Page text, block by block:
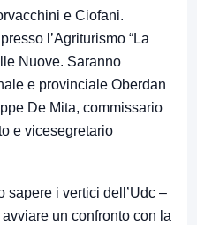
e Ciofani.
l’Agriturismo “La
Nuove. Saranno
e provinciale Oberdan
De Mita, commissario
e vicesegretario
sapere i vertici dell’Udc –
un confronto con la